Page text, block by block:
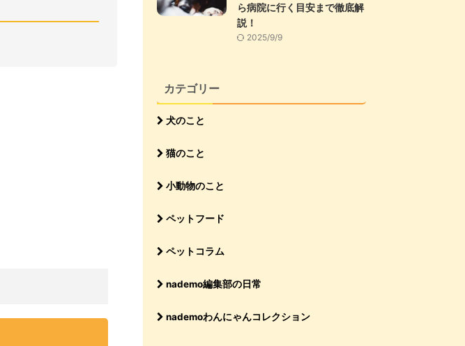
ら病院に行く目安まで徹底解
説！
2025/9/9
カテゴリー
犬のこと
猫のこと
小動物のこと
ペットフード
ペットコラム
nademo編集部の日常
nademoわんにゃんコレクション